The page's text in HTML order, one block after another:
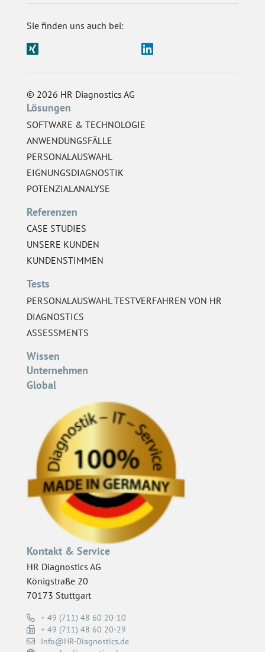
Sie finden uns auch bei:
© 2026 HR Diagnostics AG
Lösungen
SOFTWARE & TECHNOLOGIE
ANWENDUNGSFÄLLE
PERSONALAUSWAHL
EIGNUNGSDIAGNOSTIK
POTENZIALANALYSE
Referenzen
CASE STUDIES
UNSERE KUNDEN
KUNDENSTIMMEN
Tests
PERSONALAUSWAHL TESTVERFAHREN VON HR
DIAGNOSTICS
ASSESSMENTS
Wissen
Unternehmen
Global
Kontakt & Service
HR Diagnostics AG
Königstraße 20
70173 Stuttgart
+ 49 (711) 48 60 20-10
+ 49 (711) 48 60 20-29
Info@HR-Diagnostics.de